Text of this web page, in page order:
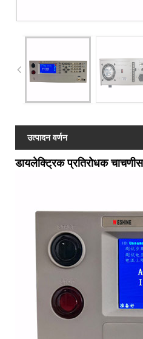
उत्पादन वर्णन
डायलेक्ट्रिक प्रतिरोधक